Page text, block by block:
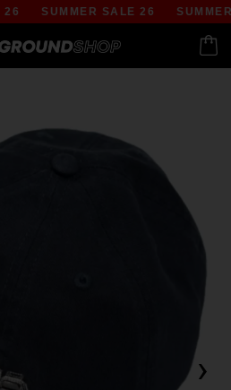
SUMMER SALE 26 SUMMER
›